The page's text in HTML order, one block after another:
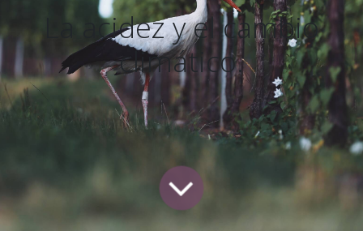
La acidez y el cambio
climático.